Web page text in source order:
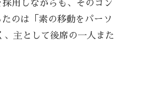
用しながらも、そのコン
のは「素の移動をパーソ
主として後席の一人また